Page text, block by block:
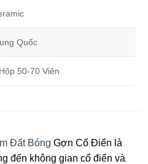
Quốc
50-70 Viên
Đất Bóng Gợn Cổ Điển là
đến không gian cổ điển và